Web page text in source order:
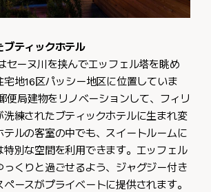
ブティックホテル
セーヌ川を挟んでエッフェル塔を眺め
宅地16区パッシー地区に位置していま
便局建物をリノベーションして、フィリ
洗練されたブティックホテルに生まれ変
テルの客室の中でも、スイートルームに
特別な空間を利用できます。エッフェル
っくりと過ごせるよう、ジャグジー付き
ースがプライベートに提供されます。